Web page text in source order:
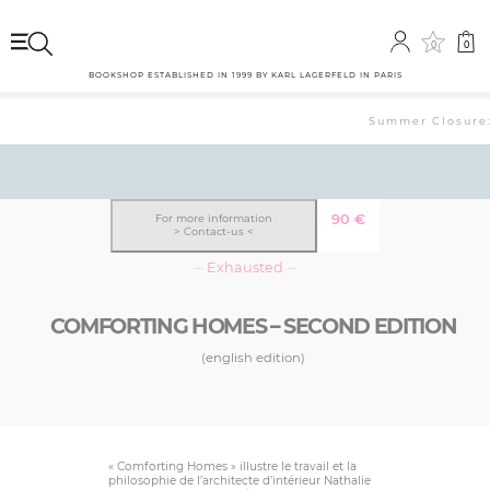
0 0
BOOKSHOP ESTABLISHED IN 1999 BY KARL LAGERFELD IN PARIS
Summer
COMFORTING HOMES – SECOND EDITION
(english edition)
90 €
For more information
> Contact-us <
··· Exhausted ···
« Comforting Homes » illustre le travail et la
philosophie de l’architecte d’intérieur Nathalie